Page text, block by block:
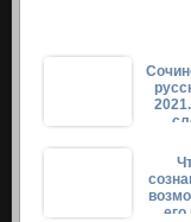
его